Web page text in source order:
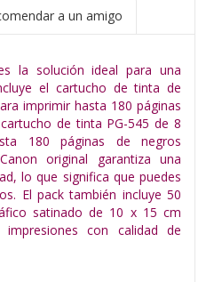
a un amigo
la solución ideal para una
el cartucho de tinta de
imprimir hasta 180 páginas
de tinta PG-545 de 8
180 páginas de negros
original garantiza una
lo que significa que puedes
El pack también incluye 50
satinado de 10 x 15 cm
impresiones con calidad de